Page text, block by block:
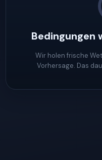
Bedingungen
Wir holen frische
Vorhersage. Das